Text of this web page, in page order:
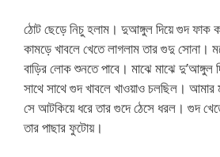
ঠোট ছেড়ে নিচু হলাম। দুআঙ্গুল দিয়ে গুদ ফাক
কামড়ে খাবলে খেতে লাগলাম তার গুদু সোনা।
বাড়ির লোক শুনতে পাবে। মাঝে মাঝে দু’আঙ্গুল
সাথে সাথে গুদ খাবলে খাওয়াও চলছিল। আমার
সে আটকিয়ে ধরে তার গুদে ঠেসে ধরল। গুদ
তার পাছার ফুটোয়।